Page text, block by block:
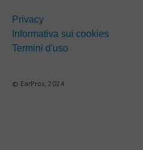
Privacy
Informativa sui cookies
Termini d'uso
© EarPros, 2024